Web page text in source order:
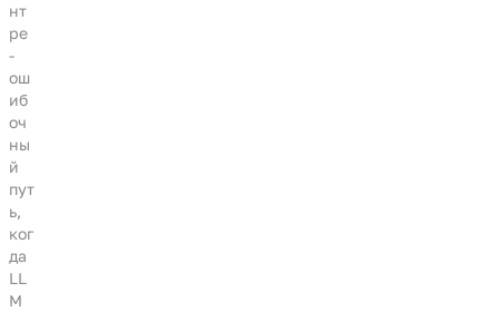
нт
ре
-
ош
иб
оч
ны
й
пут
ь,
ког
да
LL
M